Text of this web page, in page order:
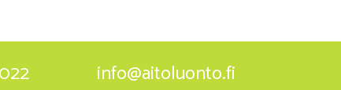
info@aitoluonto.fi